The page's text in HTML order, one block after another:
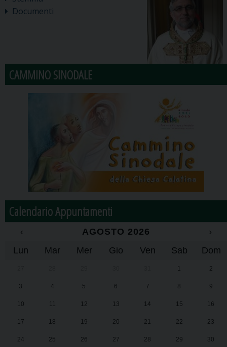
Documenti
CAMMINO SINODALE
Calendario Appuntamenti
‹ AGOSTO 2026
›
Lun
Mar Mer Gio Ven Sab Dom
1 2
3 4 5 6 7 8 9
10 11 12 13 14 15 16
17 18 19 20 21 22 23
24 25 26 27 28 29 30